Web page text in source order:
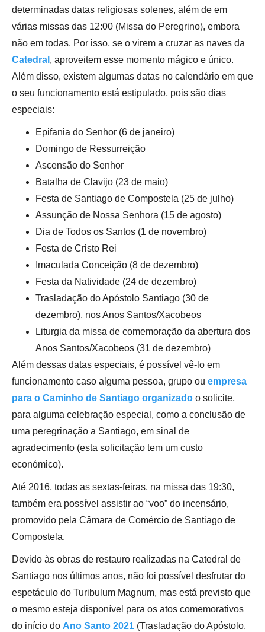
determinadas datas religiosas solenes, além de em
várias missas das 12:00 (Missa do Peregrino), embora
não em todas. Por isso, se o virem a cruzar as naves da
Catedral , aproveitem esse momento mágico e único.
Além disso, existem algumas datas no calendário em que
o seu funcionamento está estipulado, pois são dias
especiais:
Epifania do Senhor (6 de janeiro)
Domingo de Ressurreição
Ascensão do Senhor
Batalha de Clavijo (23 de maio)
Festa de Santiago de Compostela (25 de julho)
Assunção de Nossa Senhora (15 de agosto)
Dia de Todos os Santos (1 de novembro)
Festa de Cristo Rei
Imaculada Conceição (8 de dezembro)
Festa da Natividade (24 de dezembro)
Trasladação do Apóstolo Santiago (30 de
dezembro), nos Anos Santos/Xacobeos
Liturgia da missa de comemoração da abertura dos
Anos Santos/Xacobeos (31 de dezembro)
Além dessas datas especiais, é possível vê-lo em
funcionamento caso alguma pessoa, grupo ou empresa
para o Caminho de Santiago organizado o solicite,
para alguma celebração especial, como a conclusão de
uma peregrinação a Santiago, em sinal de
agradecimento (esta solicitação tem um custo
económico).
Até 2016, todas as sextas-feiras, na missa das 19:30,
também era possível assistir ao “voo” do incensário,
promovido pela Câmara de Comércio de Santiago de
Compostela.
Devido às obras de restauro realizadas na Catedral de
Santiago nos últimos anos, não foi possível desfrutar do
espetáculo do Turibulum Magnum, mas está previsto que
o mesmo esteja disponível para os atos comemorativos
do início do Ano Santo 2021 (Trasladação do Apóstolo,